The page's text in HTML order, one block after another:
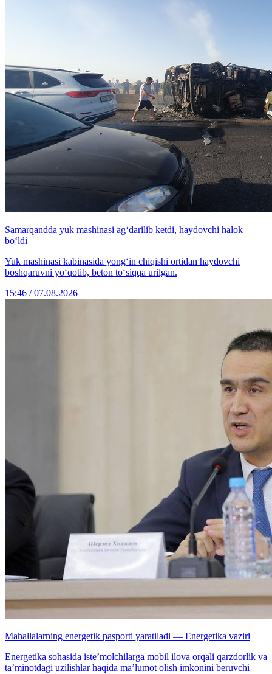
Samarqandda yuk mashinasi ag‘darilib ketdi, haydovchi halok
bo‘ldi
Yuk mashinasi kabinasida yong‘in chiqishi ortidan haydovchi
boshqaruvni yo‘qotib, beton to‘siqqa urilgan.
15:46 / 07.08.2026
Mahallalarning energetik pasporti yaratiladi — Energetika vaziri
Energetika sohasida iste’molchilarga mobil ilova orqali qarzdorlik va
ta’minotdagi uzilishlar haqida ma’lumot olish imkonini beruvchi